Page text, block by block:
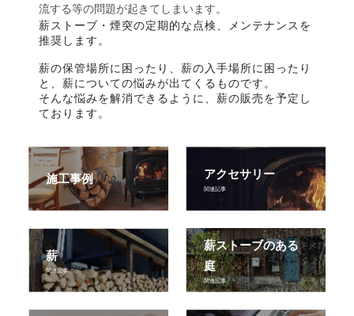
施工事例 アクセサリー
関連記事
薪
関連記事
薪ストーブのある
庭
関連記事
流する等の問題が起きてしまいます。
薪ストーブ・煙突の定期的な点検、メンテナンスを
推奨します。
薪の保管場所に困ったり、薪の入手場所に困ったり
と、薪についての悩みが出てくるものです。
そんな悩みを解消できるように、薪の販売を予定し
ております。